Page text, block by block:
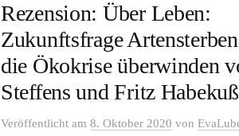
Rezension: Über Leben:
Zukunftsfrage
die Ökokrise überwinden
Steffens und Fritz Habekuß
Veröffentlicht am 8. Oktober 2020 von